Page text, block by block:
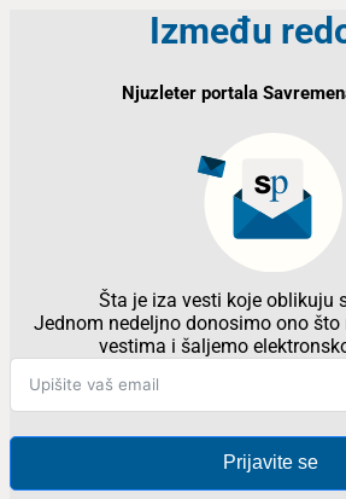
Između
Njuzleter portala
Šta je iza vesti koje oblikuju
Jednom nedeljno donosimo ono što
vestima i šaljemo
Prijavite se